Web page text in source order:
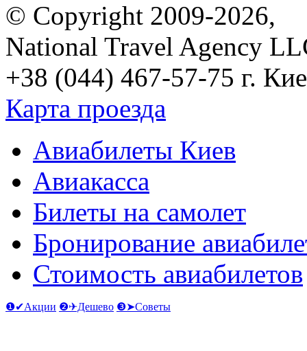
© Copyright 2009-2026,
National Travel Agency
+38 (044) 467-57-75 г.
Карта проезда
Авиабилеты Киев
Авиакасса
Билеты на самолет
Бронирование
Стоимость авиабилетов
❶✔Акции ❷✈Дешево ❸➤Советы